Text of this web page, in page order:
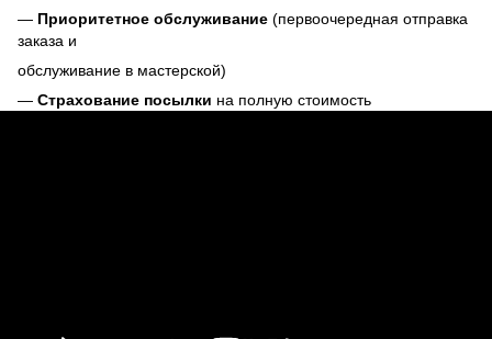
— Приоритетное обслуживание (первоочередная отправка
заказа и
обслуживание в мастерской)
— Страхование посылки на полную стоимость